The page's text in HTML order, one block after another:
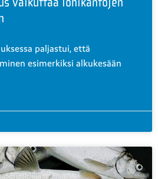
paljastui, että
esimerkiksi alkukesään